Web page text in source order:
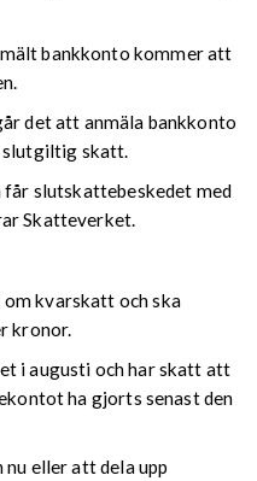
bankkonto kommer att
det att anmäla bankkonto
slutgiltig skatt.
får slutskattebeskedet med
Skatteverket.
kvarskatt och ska
kronor.
i augusti och har skatt att
ha gjorts senast den
eller att dela upp